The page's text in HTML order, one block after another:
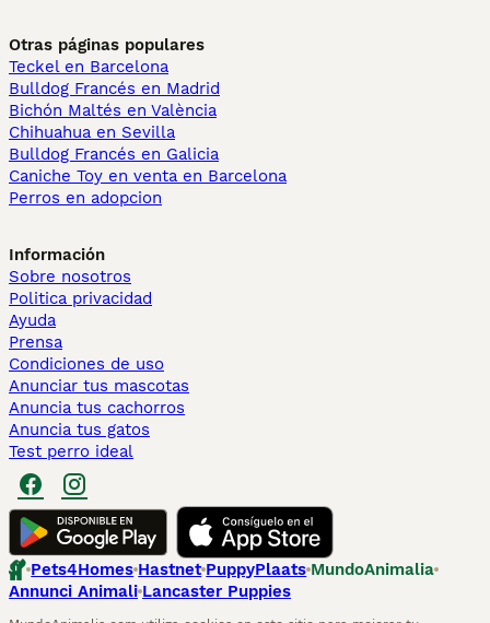
Otras páginas populares
Teckel en Barcelona
Bulldog Francés en Madrid
Bichón Maltés en València
Chihuahua en Sevilla
Bulldog Francés en Galicia
Caniche Toy en venta en Barcelona
Perros en adopcion
Información
Sobre nosotros
Politica privacidad
Ayuda
Prensa
Condiciones de uso
Anunciar tus mascotas
Anuncia tus cachorros
Anuncia tus gatos
Test perro ideal
Pets4Homes Hastnet PuppyPlaats MundoAnimalia
Annunci Animali Lancaster Puppies